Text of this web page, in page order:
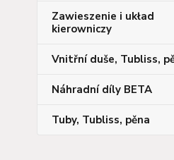
Zawieszenie i układ
kierowniczy
Vnitřní duše, Tubliss,
Náhradní díly BETA
Tuby, Tubliss, pěna